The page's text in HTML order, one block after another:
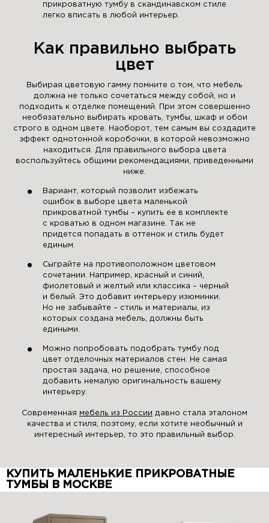
прикроватную тумбу в скандинавском стиле
легко вписать в любой интерьер.
Как правильно выбрать
цвет
Выбирая цветовую гамму помните о том, что мебель
должна не только сочетаться между собой, но и
подходить к отделке помещений. При этом совершенно
необязательно выбирать кровать, тумбы, шкаф и обои
строго в одном цвете. Наоборот, тем самым вы создадите
эффект однотонной коробочки, в которой невозможно
находиться. Для правильного выбора цвета
воспользуйтесь общими рекомендациями, приведенными
ниже.
Вариант, который позволит избежать
ошибок в выборе цвета маленькой
прикроватной тумбы – купить ее в комплекте
с кроватью в одном магазине. Так не
придется попадать в оттенок и стиль будет
единым.
Сыграйте на противоположном цветовом
сочетании. Например, красный и синий,
фиолетовый и желтый или классика – черный
и белый. Это добавит интерьеру изюминки.
Но не забывайте – стиль и материалы, из
которых создана мебель, должны быть
едиными.
Можно попробовать подобрать тумбу под
цвет отделочных материалов стен. Не самая
простая задача, но решение, способное
добавить немалую оригинальность вашему
интерьеру.
Современная мебель из России давно стала эталоном
качества и стиля, поэтому, если хотите необычный и
интересный интерьер, то это правильный выбор.
КУПИТЬ МАЛЕНЬКИЕ ПРИКРОВАТНЫЕ
ТУМБЫ В МОСКВЕ